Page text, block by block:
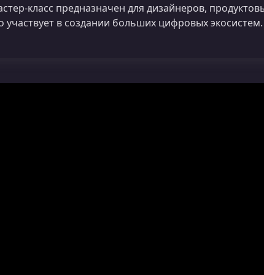
предназначен для дизайнеров,
участвует в создании больших цифровых экосистем.